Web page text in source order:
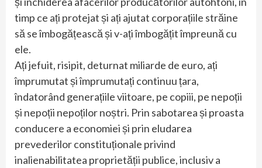
timp ce ați protejat și ați ajutat corporațiile străine
să se îmbogățească și v-ați îmbogățit împreună cu
ele.
Ați jefuit, risipit, deturnat miliarde de euro, ați
împrumutat și împrumutați continuu țara,
îndatorând generațiile viitoare, pe copiii, pe nepoții
și nepoții nepoților noștri. Prin sabotarea și proasta
conducere a economiei și prin eludarea
prevederilor constituționale privind
inalienabilitatea proprietății publice, inclusiv a